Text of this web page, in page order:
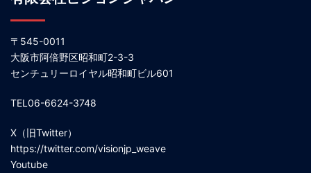
〒545-0011
大阪市阿倍野区昭和町2-3-3
センチュリーロイヤル昭和町ビル601
TEL06-6624-3748
X（旧Twitter）
https://twitter.com/visionjp_weave
Youtube